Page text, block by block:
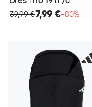
39,99 €7,99 €−80%